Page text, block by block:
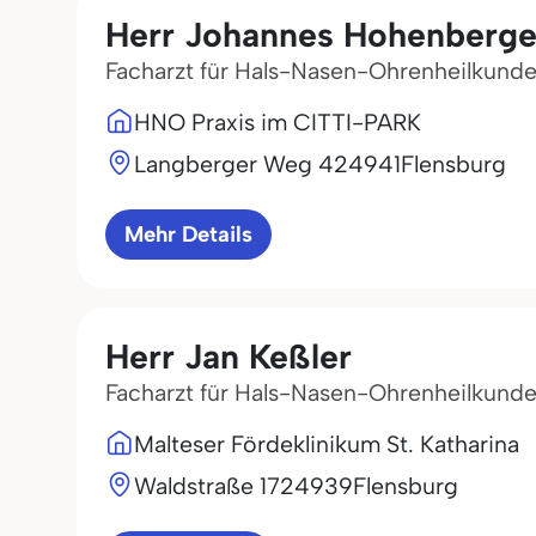
Herr Johannes
Facharzt für Hals-Nasen-Ohrenheilkunde
HNO Praxis im CITTI-PARK
Langberger Weg 424941Flensburg
Mehr Details
Herr Jan Keßler
Facharzt für Hals-Nasen-Ohrenheilkunde
Malteser Fördeklinikum St. Katharina
Waldstraße 1724939Flensburg